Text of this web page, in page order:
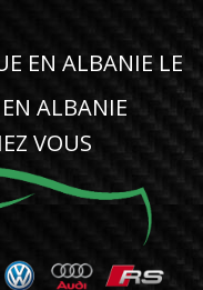
EN ALBANIE LE
ALBANIE
VOUS